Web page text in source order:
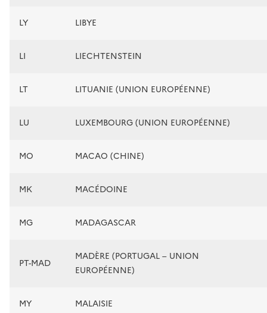
LY LIBYE
LI LIECHTENSTEIN
LT LITUANIE (UNION EUROPÉENNE)
LU LUXEMBOURG (UNION EUROPÉENNE)
MO MACAO (CHINE)
MK MACÉDOINE
MG MADAGASCAR
PT-MAD
MADÈRE (PORTUGAL – UNION
EUROPÉENNE)
MY MALAISIE